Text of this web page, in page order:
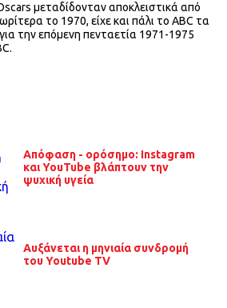
μεταδίδονταν αποκλειστικά από
το 1970, είχε και πάλι το ABC τα
την επόμενη πενταετία 1971-1975
Απόφαση - ορόσημο: Instagram
και YouTube βλάπτουν την
ψυχική υγεία
Αυξάνεται η μηνιαία συνδρομή
του Youtube TV